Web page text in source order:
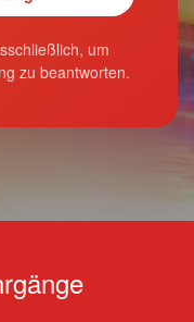
um
zu beantworten.